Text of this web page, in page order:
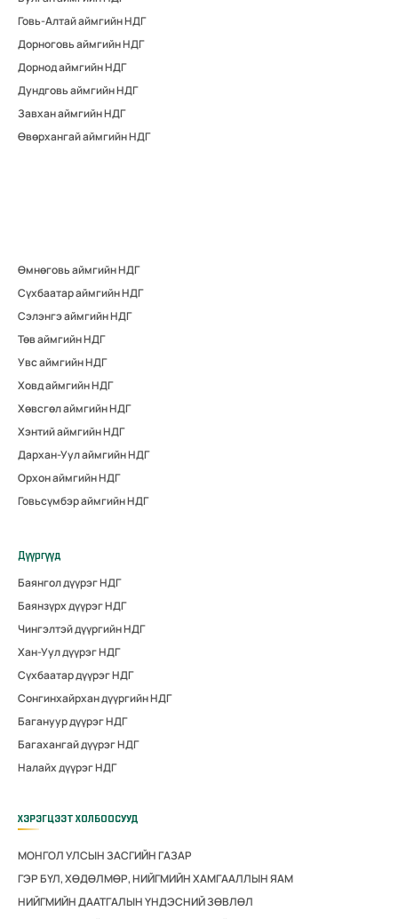
Говь-Алтай аймгийн НДГ
Дорноговь аймгийн НДГ
Дорнод аймгийн НДГ
Дундговь аймгийн НДГ
Завхан аймгийн НДГ
Өвөрхангай аймгийн НДГ
Өмнөговь аймгийн НДГ
Сүхбаатар аймгийн НДГ
Сэлэнгэ аймгийн НДГ
Төв аймгийн НДГ
Увс аймгийн НДГ
Ховд аймгийн НДГ
Хөвсгөл аймгийн НДГ
Хэнтий аймгийн НДГ
Дархан-Уул аймгийн НДГ
Орхон аймгийн НДГ
Говьсүмбэр аймгийн НДГ
Дүүргүүд
Баянгол дүүрэг НДГ
Баянзүрх дүүрэг НДГ
Чингэлтэй дүүргийн НДГ
Хан-Уул дүүрэг НДГ
Сүхбаатар дүүрэг НДГ
Сонгинхайрхан дүүргийн НДГ
Багануур дүүрэг НДГ
Багахангай дүүрэг НДГ
Налайх дүүрэг НДГ
ХЭРЭГЦЭЭТ ХОЛБООСУУД
МОНГОЛ УЛСЫН ЗАСГИЙН ГАЗАР
ГЭР БҮЛ, ХӨДӨЛМӨР, НИЙГМИЙН ХАМГААЛЛЫН ЯАМ
НИЙГМИЙН ДААТГАЛЫН ҮНДЭСНИЙ ЗӨВЛӨЛ